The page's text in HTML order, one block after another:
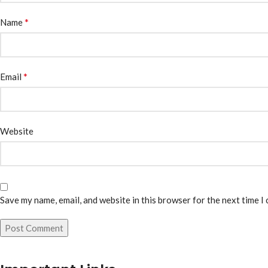
Name*
Email *
Website
Save my name, email, and website in this browser for the next time I